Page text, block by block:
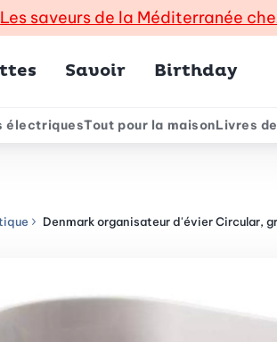
Les saveurs de la Méditerranée
Savoir Birthday
électriquesTout pour la maisonLivres
Denmark organisateur d'évier Circular,